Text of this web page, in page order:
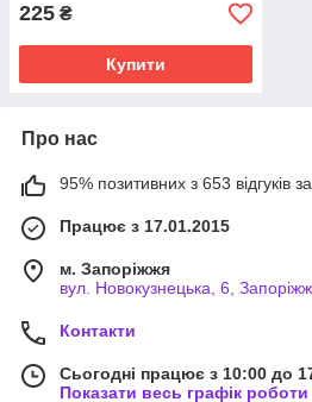
225 ₴
Купити
Про нас
95% позитивних з 653 відгуків за
Працює з 17.01.2015
м. Запоріжжя
вул. Новокузнецька, 6,
Контакти
Сьогодні працює з 10:00 до
Показати весь графік роботи